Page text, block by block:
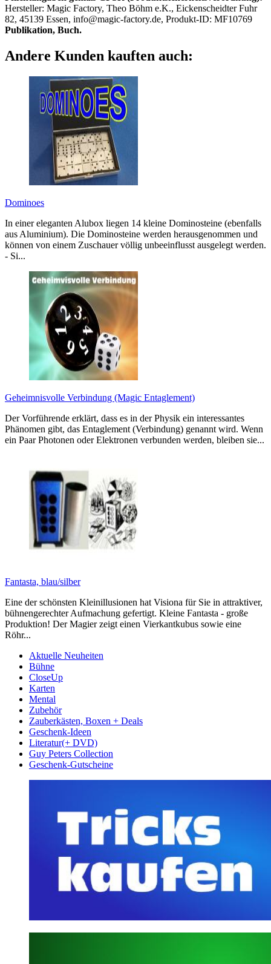
Hersteller: Magic Factory, Theo Böhm e.K., Eickenscheidter Fuhr
82, 45139 Essen, info@magic-factory.de, Produkt-ID: MF10769
Publikation, Buch.
Andere Kunden kauften auch:
Dominoes
In einer eleganten Alubox liegen 14 kleine Dominosteine (ebenfalls
aus Aluminium). Die Dominosteine werden herausgenommen und
können von einem Zuschauer völlig unbeeinflusst ausgelegt werden.
- Si...
Geheimnisvolle Verbindung (Magic Entaglement)
Der Vorführende erklärt, dass es in der Physik ein interessantes
Phänomen gibt, das Entaglement (Verbindung) genannt wird. Wenn
ein Paar Photonen oder Elektronen verbunden werden, bleiben sie...
Fantasta, blau/silber
Eine der schönsten Kleinillusionen hat Visiona für Sie in attraktiver,
bühnengerechter Aufmachung gefertigt. Kleine Fantasta - große
Produktion! Der Magier zeigt einen Vierkantkubus sowie eine
Röhr...
Aktuelle Neuheiten
Bühne
CloseUp
Karten
Mental
Zubehör
Zauberkästen, Boxen + Deals
Geschenk-Ideen
Literatur(+ DVD)
Guy Peters Collection
Geschenk-Gutscheine